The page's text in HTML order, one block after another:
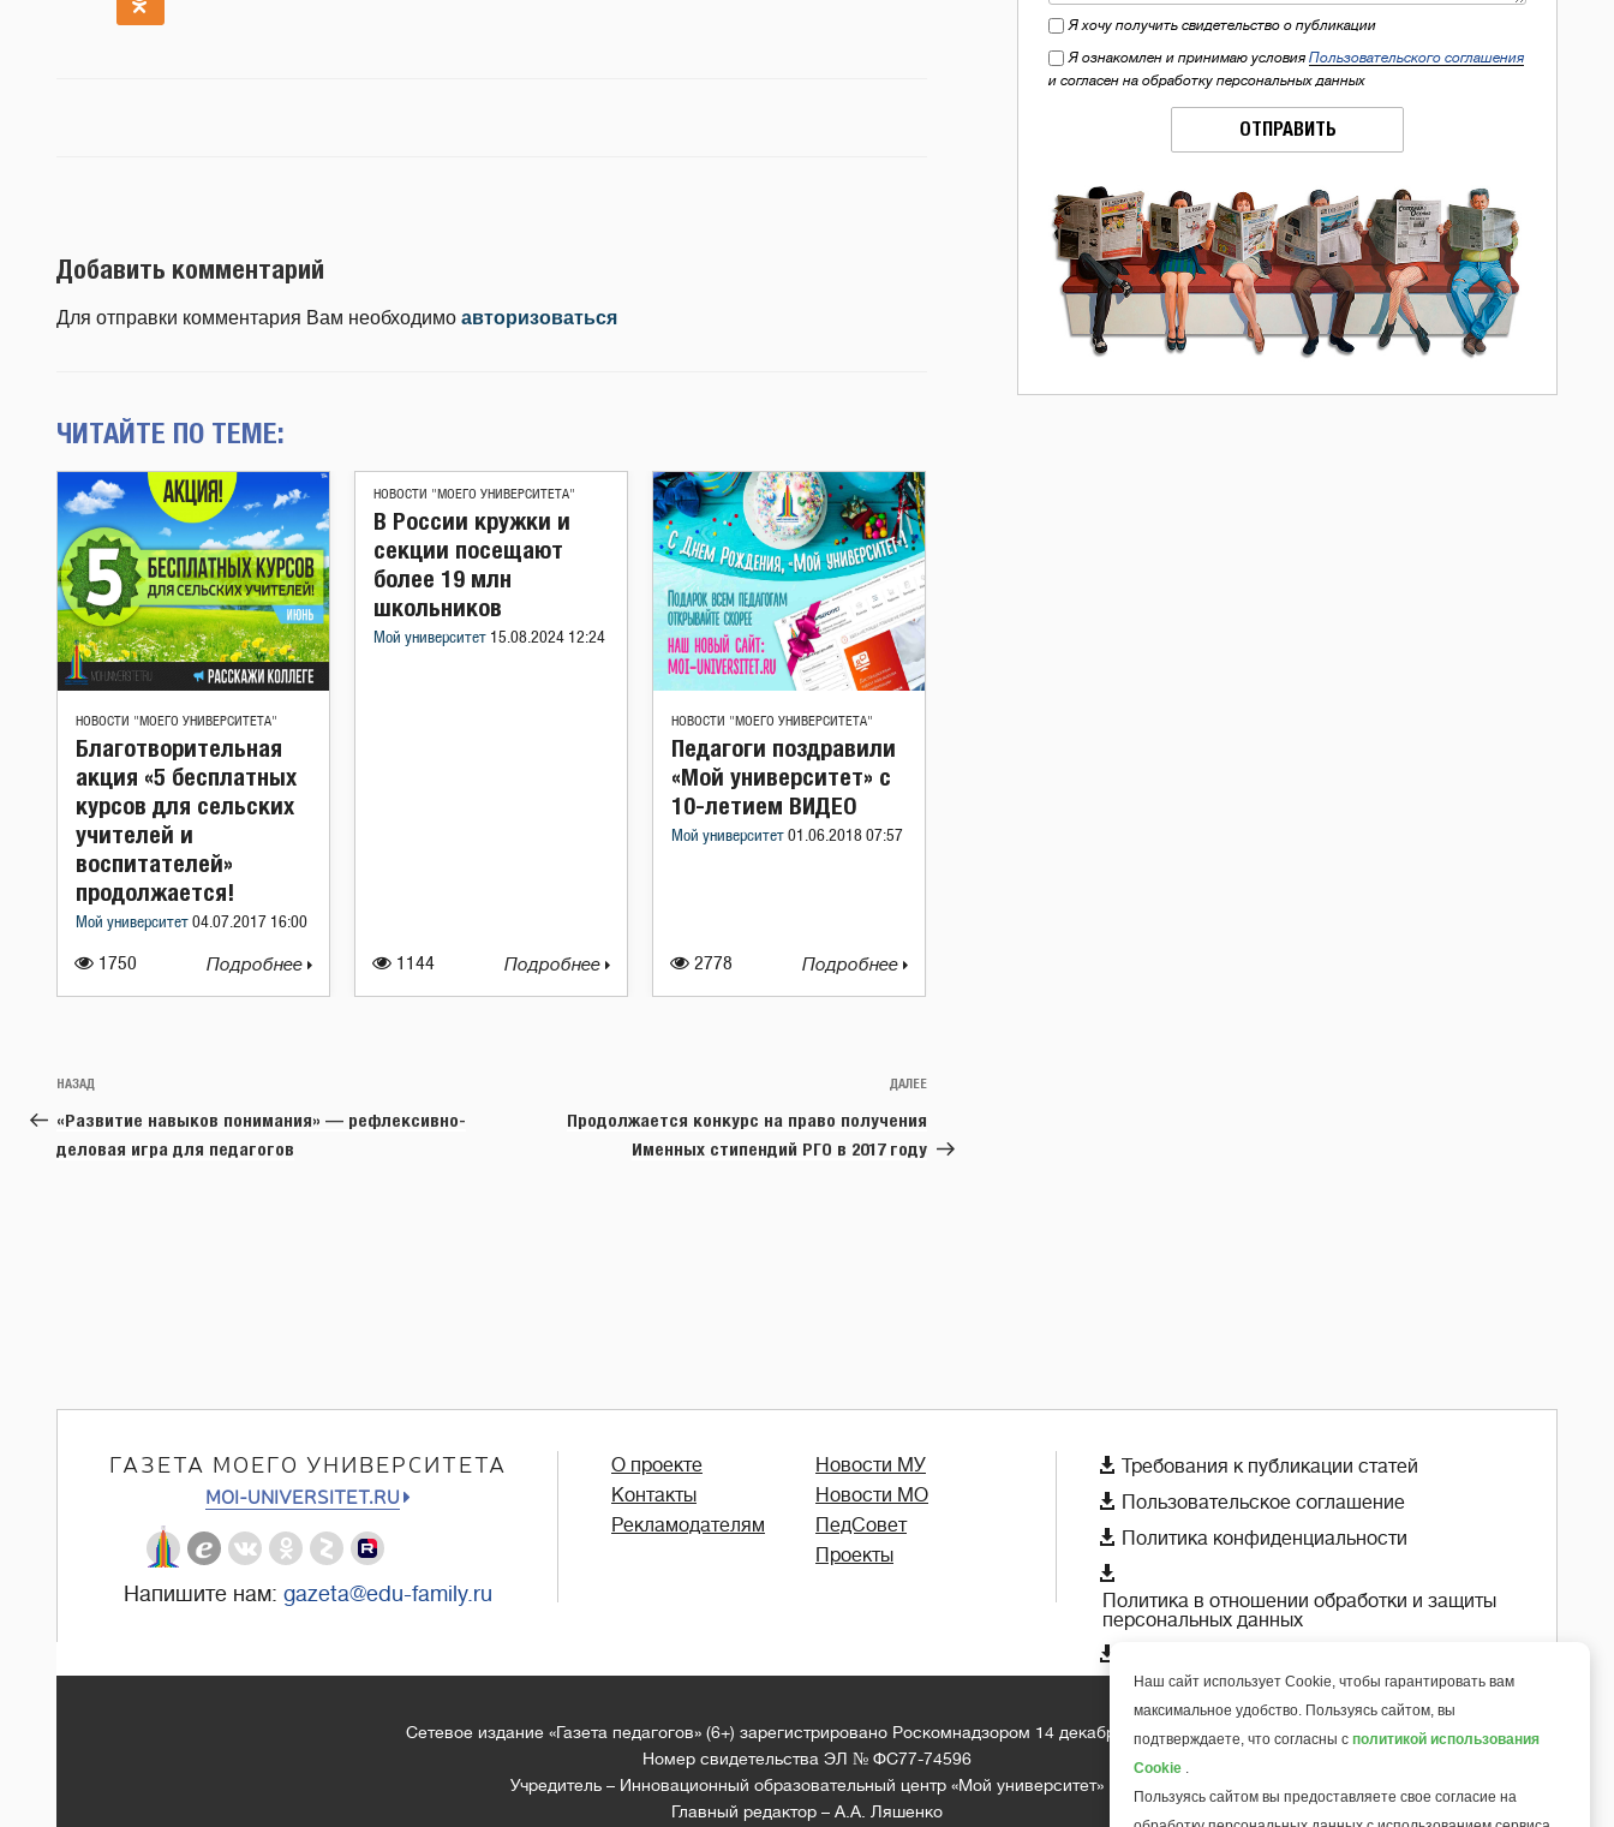
Добавить комментарий
Для отправки комментария Вам необходимо авторизоваться
ЧИТАЙТЕ ПО ТЕМЕ:
НОВОСТИ "МОЕГО УНИВЕРСИТЕТА"
1750
Благотворительная
акция «5 бесплатных
курсов для сельских
учителей и
воспитателей»
продолжается!
Мой университет 04.07.2017 16:00
Подробнее
НОВОСТИ "МОЕГО УНИВЕРСИТЕТА"
1144
В России кружки и
секции посещают
более 19 млн
школьников
Мой университет 15.08.2024 12:24
Подробнее
НОВОСТИ "МОЕГО УНИВЕРСИТЕТА"
2778
Педагоги поздравили
«Мой университет» с
10-летием ВИДЕО
Мой университет 01.06.2018 07:57
Подробнее
Навигация
по
записям
Предыдущая
запись:
НАЗАД
«Развитие навыков понимания» — рефлексивно-
деловая игра для педагогов
Следующая
ДАЛЕЕ
Продолжается конкурс на право получения
Именных стипендий РГО в 2017 году
Я хочу получить свидетельство о публикации
Я ознакомлен и принимаю условия Пользовательского соглашения
и согласен на обработку персональных данных
ОТПРАВИТЬ
ГАЗЕТА МОЕГО УНИВЕРСИТЕТА
MOI-UNIVERSITET.RU
Напишите нам: gazeta@edu-family.ru
О проекте
Контакты
Рекламодателям
Новости МУ
Новости МО
ПедСовет
Проекты
 Требования к публикации статей
 Пользовательское соглашение
 Политика конфиденциальности

Политика в отношении обработки и защиты
персональных данных

Сетевое издание «Газета педагогов» (6+) зарегистрировано Роскомнадзором 14 декабря 2018 года
Номер свидетельства ЭЛ № ФС77-74596
Учредитель – Инновационный образовательный центр «Мой университет»
Главный редактор – А.А. Ляшенко
6+
Наш сайт использует Cookie, чтобы гарантировать вам
максимальное удобство. Пользуясь сайтом, вы
подтверждаете, что согласны с политикой использования
Cookie .
Пользуясь сайтом вы предоставляете свое согласие на